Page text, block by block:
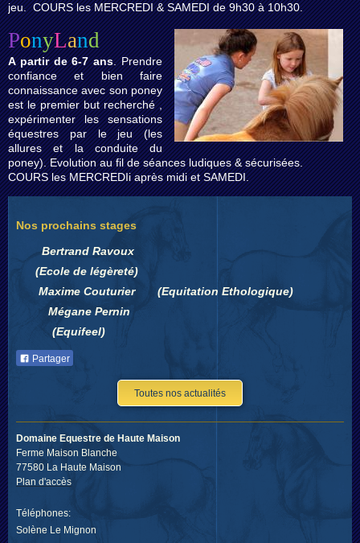
jeu. COURS les MERCREDI & SAMEDI de 9h30 à 10h30.
PonyLand
A partir de 6-7 ans. Prendre
confiance et bien faire
connaissance avec son poney
est le premier but recherché ,
expérimenter les sensations
équestres par le jeu (les
allures et la conduite du
poney). Evolution au fil de séances ludiques & sécurisées.
COURS les MERCREDIi après midi et SAMEDI.
Nos prochains stages
Bertrand Ravoux
(Ecole de légèreté)
Maxime Couturier (Equitation Ethologique)
Mégane Pernin
(Equifeel)
Partager
Toutes nos actualités
Domaine Equestre de Haute Maison
Ferme Maison Blanche
77580 La Haute Maison
Plan d'accès
Téléphones:
Solène Le Mignon